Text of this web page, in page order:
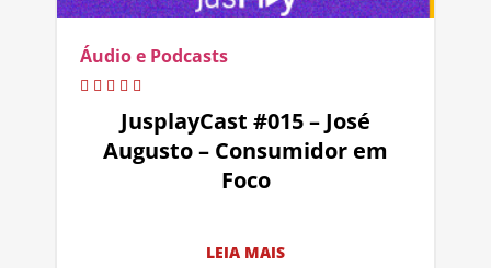
Áudio e Podcasts
JusplayCast #015 – José
Augusto – Consumidor em
Foco
LEIA MAIS